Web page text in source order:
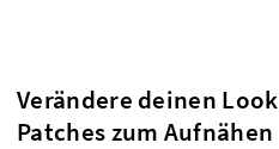
Verändere deinen
Patches zum Aufnähen